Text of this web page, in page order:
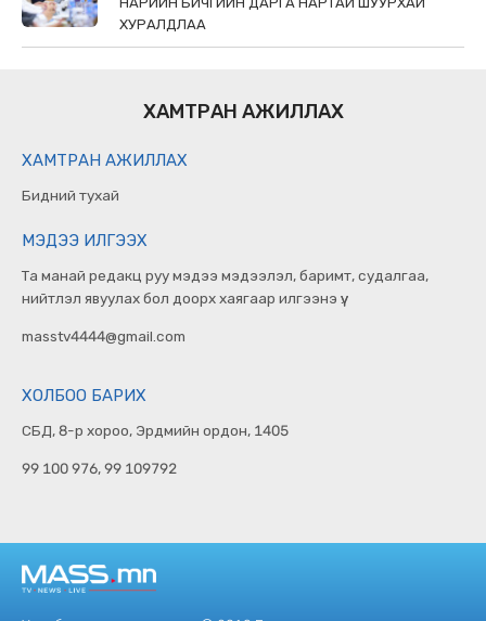
ХУРАЛДЛАА
ХАМТРАН АЖИЛЛАХ
ХАМТРАН АЖИЛЛАХ
Бидний тухай
МЭДЭЭ ИЛГЭЭХ
Та манай редакц руу мэдээ мэдээлэл, баримт, судалгаа,
нийтлэл явуулах бол доорх хаягаар илгээнэ үү.
masstv4444@gmail.com
ХОЛБОО БАРИХ
СБД, 8-р хороо, Эрдмийн ордон, 1405
99 100 976, 99 109792